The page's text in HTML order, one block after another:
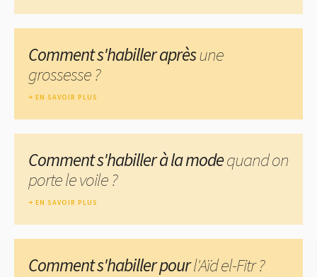
Comment s'habiller aprèsune
grossesse ?
EN SAVOIR PLUS
Comment s'habiller à la modequand on
porte le voile ?
EN SAVOIR PLUS
Comment s'habiller pourl'Aïd el-Fitr ?